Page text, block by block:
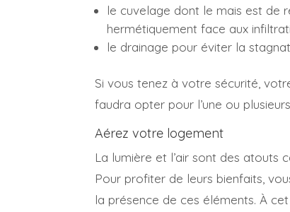
le cuvelage dont le mais est de
hermétiquement face aux
le drainage pour éviter la
Si vous tenez à votre sécurité,
faudra opter pour l’une ou
Aérez votre logement
La lumière et l’air sont des atouts
Pour profiter de leurs bienfaits,
la présence de ces éléments. À